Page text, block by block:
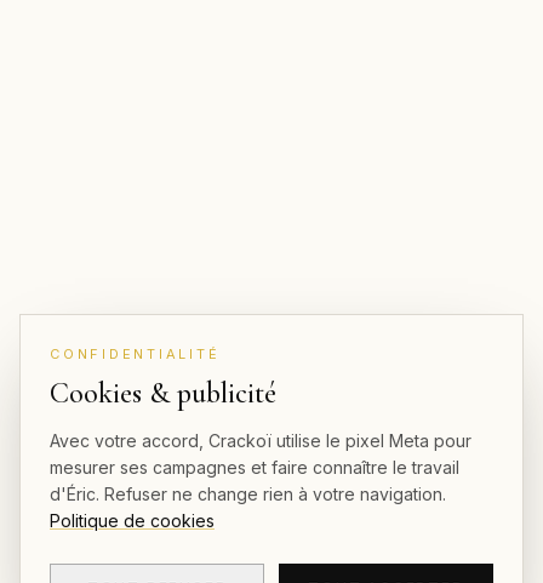
CONFIDENTIALITÉ
Cookies & publicité
Avec votre accord, Crackoï utilise le pixel Meta pour
mesurer ses campagnes et faire connaître le travail
d'Éric. Refuser ne change rien à votre navigation.
Politique de cookies